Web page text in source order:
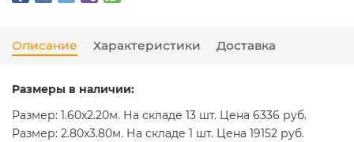
Описание Характеристики Доставка
Размеры в наличии:
Размер: 1.60x2.20м. На складе 13 шт. Цена 6336 руб.
Размер: 2.80x3.80м. На складе 1 шт. Цена 19152 руб.